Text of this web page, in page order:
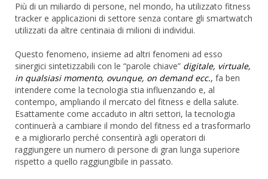
Più di un miliardo di persone, nel mondo, ha utilizzato fitness
tracker e applicazioni di settore senza contare gli smartwatch
utilizzati da altre centinaia di milioni di individui.
Questo fenomeno, insieme ad altri fenomeni ad esso
sinergici sintetizzabili con le “parole chiave” digitale, virtuale,
in qualsiasi momento, ovunque, on demand ecc., fa ben
intendere come la tecnologia stia influenzando e, al
contempo, ampliando il mercato del fitness e della salute.
Esattamente come accaduto in altri settori, la tecnologia
continuerà a cambiare il mondo del fitness ed a trasformarlo
e a migliorarlo perché consentirà agli operatori di
raggiungere un numero di persone di gran lunga superiore
rispetto a quello raggiungibile in passato.